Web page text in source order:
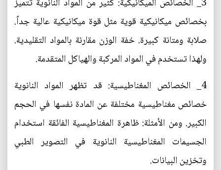
بخصائص ميكانيكية قوية مثل قوة ميكانيكية عالية جداً.
صلابة ومتانة كبيرة. خفة الوزن مقارنة بالمواد التقليدية.
ولهذا تستخدم في المواد المركبة والهياكل المتقدمة.
4_ الخصائص المغناطيسية: قد تظهر المواد النانوية
خصائص مغناطيسية مختلفة عن المادة نفسها في الحجم
الكبير. ومن الأمثلة: ظاهرة المغناطيسية الفائقة استخدام
الجسيمات المغناطيسية النانوية في التصوير الطبي
وتخزين البيانات.